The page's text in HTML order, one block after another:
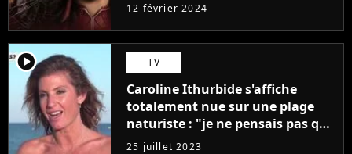
12 février 2024
player2 TV
Caroline Ithurbide s'affiche
totalement nue sur une plage
naturiste : "je ne pensais pas que
j'arriverais à le faire..."
25 juillet 2023